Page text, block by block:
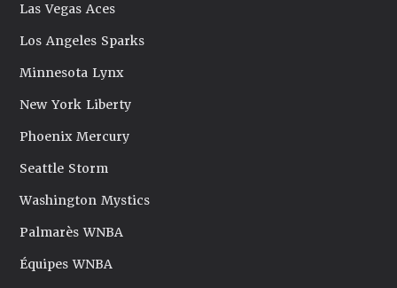
Las Vegas Aces
Los Angeles Sparks
Minnesota Lynx
New York Liberty
Phoenix Mercury
Seattle Storm
Washington Mystics
Palmarès WNBA
Équipes WNBA